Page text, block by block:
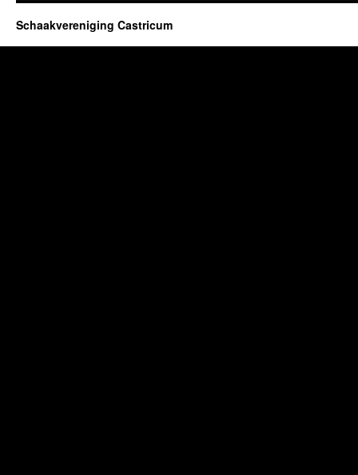
Schaakvereniging Castricum